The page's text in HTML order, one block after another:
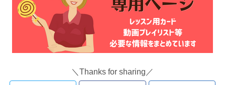
＼Thanks for sharing／